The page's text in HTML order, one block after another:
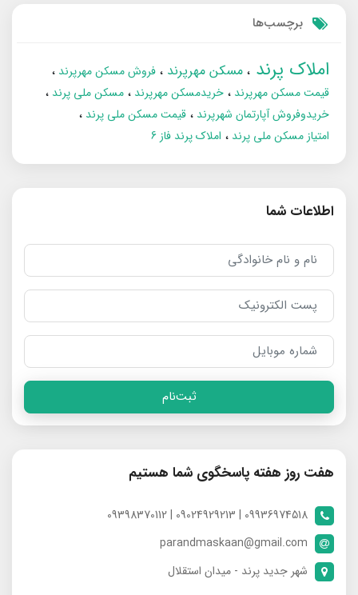
برچسب‌ها
املاک پرند مسکن مهرپرند
فروش مسکن مهرپرند
قیمت مسکن مهرپرند
خریدمسکن مهرپرند
مسکن ملی پرند
خریدوفروش آپارتمان شهرپرند
قیمت مسکن ملی پرند
امتیاز مسکن ملی پرند
املاک پرند فاز 6
اطلاعات شما
ثبت‌نام
هفت روز هفته پاسخگوی شما هستیم
09936974518 | 09024929213 | 09398370112
parandmaskaan@gmail.com
شهر جدید پرند - میدان استقلال